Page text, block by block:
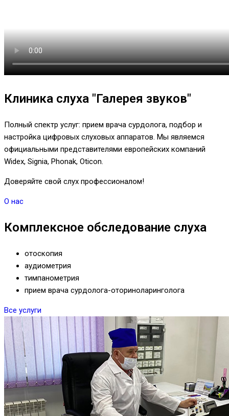
Клиника слуха "Галерея звуков"
Полный спектр услуг: прием врача сурдолога, подбор и
настройка цифровых слуховых аппаратов. Мы являемся
официальными представителями европейских компаний
Widex, Signia, Phonak, Oticon.
Доверяйте свой слух профессионалом!
О нас
Комплексное обследование слуха
отоскопия
аудиометрия
тимпанометрия
прием врача сурдолога-оториноларинголога
Все услуги